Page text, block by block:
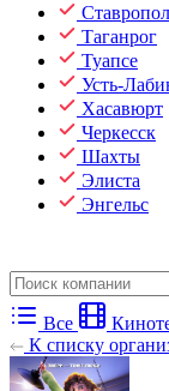
Таганрог
Туапсе
Усть-
Хасавюрт
Черкесск
Шахты
Элиста
Энгельс
Все
К списку